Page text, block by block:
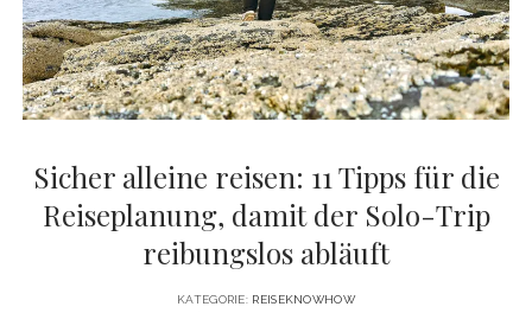
DATENSCHUTZERKLÄRUNG
VITA
PRESSE & MEDIEN
MEDIADATEN
twitterfacebook
pinterestyoutubeinstagram
Sicher alleine reisen: 11 Tipps für die
Reiseplanung, damit der Solo-Trip
reibungslos abläuft
KATEGORIE: REISEKNOWHOW